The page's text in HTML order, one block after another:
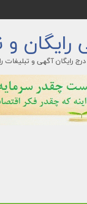
و
رایگان آگهی و تبلیغات